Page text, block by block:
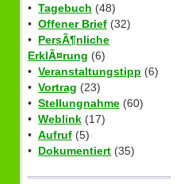
• Tagebuch (48)
• Offener Brief (32)
• PersÃ¶nliche
ErklÃ¤rung (6)
• Veranstaltungstipp (6)
• Vortrag (23)
• Stellungnahme (60)
• Weblink (17)
• Aufruf (5)
• Dokumentiert (35)